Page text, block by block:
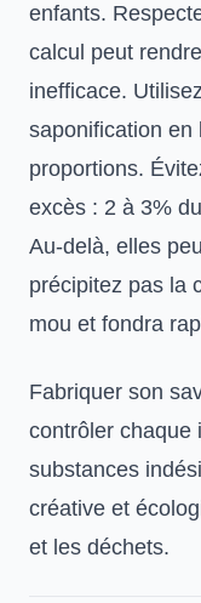
enfants.
calcul peut
inefficace.
saponification en
proportions.
excès : 2 à 3%
Au-delà, elles
précipitez pas la
mou et fondra
Fabriquer son
contrôler chaque
substances
créative et
et les déchets.